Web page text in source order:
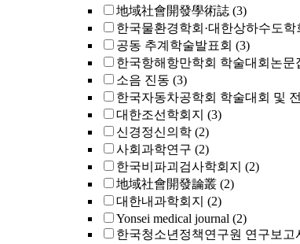
地域社會開發學術誌 (3)
한국물환경학회·대한상하수도
공동 추계학술발표회 (3)
한국항해항만학회 학술대회논문
소음 진동 (3)
한국자동차공학회 학술대회 및
대한조선학회지 (3)
신경정신의학 (2)
사회과학연구 (2)
한국비파괴검사학회지 (2)
地域社會開發論叢 (2)
대한내과학회지 (2)
Yonsei medical journal (2)
한국청소년정책연구원 연구보고